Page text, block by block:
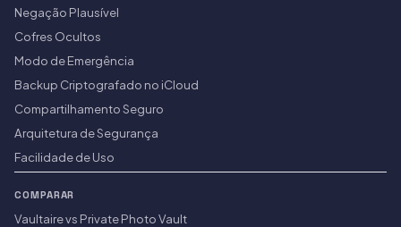
Negação Plausível
Cofres Ocultos
Modo de Emergência
Backup Criptografado no iCloud
Compartilhamento Seguro
Arquitetura de Segurança
Facilidade de Uso
COMPARAR
Vaultaire vs Private Photo Vault